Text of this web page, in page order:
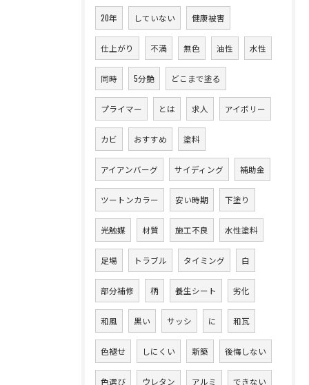
20年 していない 健康被害
仕上がり 不満 無色 油性 水性
同時 5分艶 どこまで塗る
プライマー とは 求人 アイボリー
カビ おすすめ 塗料
アイアンバーグ サイディング 補助金
ツートンカラー 安い時期 下塗り
光触媒 材質 施工不良 水性塗料
足場 トラブル タイミング 白
部分補修 柄 養生シート 劣化
和風 黒い サッシ に 和瓦
色褪せ しにくい 新築 後悔しない
色選び ウレタン アルミ できない